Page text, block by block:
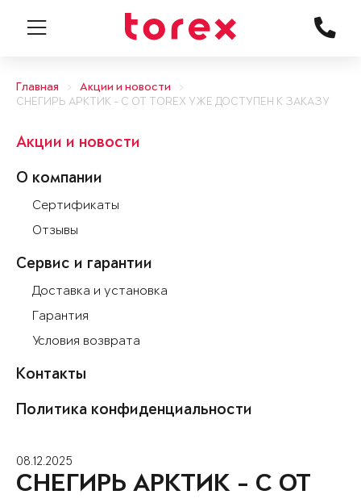
Главная
Акции и новости
СНЕГИРЬ АРКТИК - С ОТ TOREX УЖЕ ДОСТУПЕН К ЗАКАЗУ
Акции и новости
О компании
Сертификаты
Отзывы
Сервис и гарантии
Доставка и установка
Гарантия
Условия возврата
Контакты
Политика конфиденциальности
08.12.2025
СНЕГИРЬ АРКТИК - С ОТ